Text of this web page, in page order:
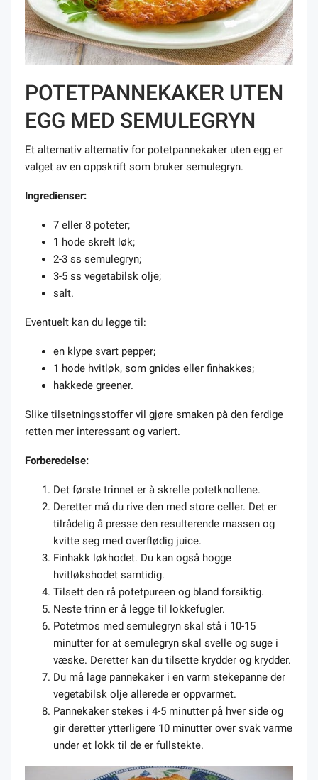
POTETPANNEKAKER UTEN
EGG MED SEMULEGRYN
Et alternativ alternativ for potetpannekaker uten egg er
valget av en oppskrift som bruker semulegryn.
Ingredienser:
7 eller 8 poteter;
1 hode skrelt løk;
2-3 ss semulegryn;
3-5 ss vegetabilsk olje;
salt.
Eventuelt kan du legge til:
en klype svart pepper;
1 hode hvitløk, som gnides eller finhakkes;
hakkede greener.
Slike tilsetningsstoffer vil gjøre smaken på den ferdige
retten mer interessant og variert.
Forberedelse:
Det første trinnet er å skrelle potetknollene.
Deretter må du rive den med store celler. Det er
tilrådelig å presse den resulterende massen og
kvitte seg med overflødig juice.
Finhakk løkhodet. Du kan også hogge
hvitløkshodet samtidig.
Tilsett den rå potetpureen og bland forsiktig.
Neste trinn er å legge til lokkefugler.
Potetmos med semulegryn skal stå i 10-15
minutter for at semulegryn skal svelle og suge i
væske. Deretter kan du tilsette krydder og krydder.
Du må lage pannekaker i en varm stekepanne der
vegetabilsk olje allerede er oppvarmet.
Pannekaker stekes i 4-5 minutter på hver side og
gir deretter ytterligere 10 minutter over svak varme
under et lokk til de er fullstekte.